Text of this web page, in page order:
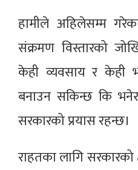
हामीले अहिलेसम्म
संक्रमण विस्तारको
केही व्यवसाय र केही
बनाउन सकिन्छ कि
सरकारको प्रयास रहन्छ।
राहतका लागि